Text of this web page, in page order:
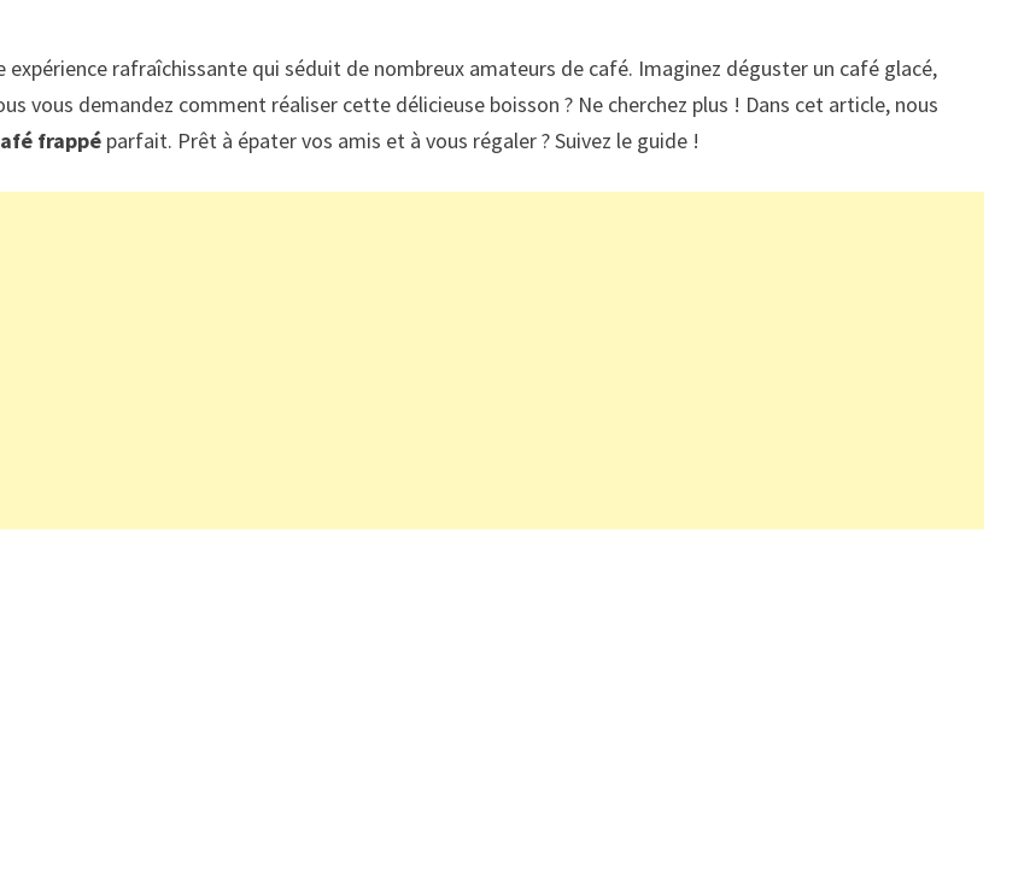
expérience rafraîchissante qui séduit de nombreux amateurs de café. Imaginez déguster un café glacé,
vous demandez comment réaliser cette délicieuse boisson ? Ne cherchez plus ! Dans cet article, nous
frappé parfait. Prêt à épater vos amis et à vous régaler ? Suivez le guide !